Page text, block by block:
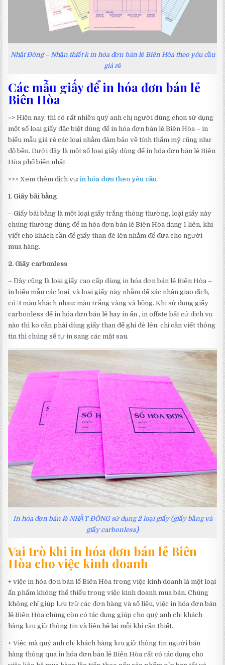
Nhật Đông – Nhận thiết k in hóa đơn bán lẻ Biên Hòa theo yêu cầu
giá rẻ
Các mẫu giấy để in hóa đơn bán lẻ
Biên Hòa
=> Hiện nay, thì có rất nhiều quý anh chị người dùng chọn sử dụng
một số loại giấy đặc biệt dùng để in hóa đơn bán lẻ Biên Hòa – in
biểu mẫu giá rẻ các loại nhằm đảm bảo về tính thẩm mỹ cũng như
độ bền. Dưới đây là một số loại giấy dùng để in hóa đơn bán lẻ Biên
Hòa phổ biến nhất.
>>> Xem thêm dịch vụ: in hóa đơn theo yêu cầu
1. Giấy bãi bằng
– Giấy bãi bằng là một loại giấy trắng thông thường, loại giấy này
chúng thường dùng để in hóa đơn bán lẻ Biên Hòa dạng 1 liên, khi
viết cho khách cần để giấy than đè lên nhằm để đưa cho người
mua hàng.
2. Giấy carbonless
– Đây cũng là loại giấy cao cấp dùng in hóa đơn bán lẻ Biên Hòa –
in biểu mẫu các loại, và loại giấy này nhằm để xác nhận giao dịch,
có 3 màu khách nhau: màu trắng vàng và hồng. Khi sử dụng giấy
carbonless để in hóa đơn bán lẻ hay in ấn , in offste bất cứ dịch vụ
nào thì ko cần phải dùng giấy than để ghi đè lên, chỉ cần viết thông
tin thì chúng sẽ tự in sang các mặt sau.
In hóa đơn bán lẻ NHẬT ĐÔNG sử dụng 2 loại giấy (giấy bằng và
giấy carbonless)
Vai trò khi in hóa đơn bán lẻ Biên
Hòa cho việc kinh doanh
+ việc in hóa đơn bán lể Biên Hòa trong việc kinh doanh là một loại
ấn phẩm không thể thiếu trong việc kinh doanh mua bán. Chúng
không chỉ giúp lưu trữ các đơn hàng và số liệu, việc in hóa đơn bán
lẻ Biên Hòa chúng còn có tác dụng giúp cho quý anh chị khách
hàng lưu giữ thông tin và liên hệ lại mỗi khi cần thiết.
+ Việc mà quý anh chị khách hàng lưu giữ thông tin người bán
hàng thông qua in hóa đơn bán lẻ Biên Hòa rất có tác dụng cho